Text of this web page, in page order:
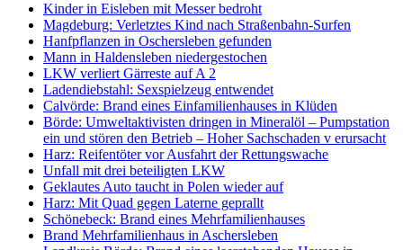
Kinder in Eisleben mit Messer bedroht
Magdeburg: Verletztes Kind nach Straßenbahn-Surfen
Hanfpflanzen in Oschersleben gefunden
Mann in Haldensleben niedergestochen
LKW verliert Gärreste auf A 2
Ladendiebstahl: Sexspielzeug entwendet
Calvörde: Brand eines Einfamilienhauses in Klüden
Börde: Umweltaktivisten dringen in Mineralöl – Pumpstation
ein und stören den Betrieb – Hoher Sachschaden v erursacht
Harz: Reifentöter vor Ausfahrt der Rettungswache
Unfall mit drei beteiligten LKW
Geklautes Auto taucht in Polen wieder auf
Harz: Mit Quad gegen Laterne geprallt
Schönebeck: Brand eines Mehrfamilienhauses
Brand Mehrfamilienhaus in Aschersleben